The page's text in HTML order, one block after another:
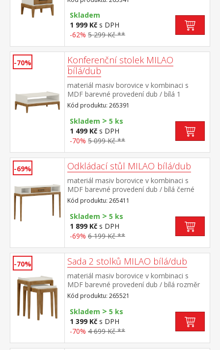
pojezdy
Skladem
1 999 Kč s DPH
-62% 5 299 Kč **
-70%
Konferenční stolek MILAO
bílá/dub
materiál masiv borovice v kombinaci s
MDF barevné provedení dub / bílá 1
otevřená police
Kód produktu: 265391
Skladem > 5 ks
1 499 Kč s DPH
-70% 5 099 Kč **
-69% Odkládací stůl MILAO bílá/dub
materiál masiv borovice v kombinaci s
MDF barevné provedení dub / bílá černé
kovové úchytky 1 zásuvka s kovovými
pojezdy
Kód produktu: 265411
Skladem > 5 ks
1 899 Kč s DPH
-69% 6 199 Kč **
-70% Sada 2 stolků MILAO bílá/dub
materiál masiv borovice v kombinaci s
MDF barevné provedení dub / bílá rozměr
velkého stolku (š/h/v) 45 × 45 × 61,5
cm rozměr menšího stolku (š/h/v) 35 × 45 ×
51 cm
Kód produktu: 265521
Skladem > 5 ks
1 399 Kč s DPH
-70% 4 699 Kč **